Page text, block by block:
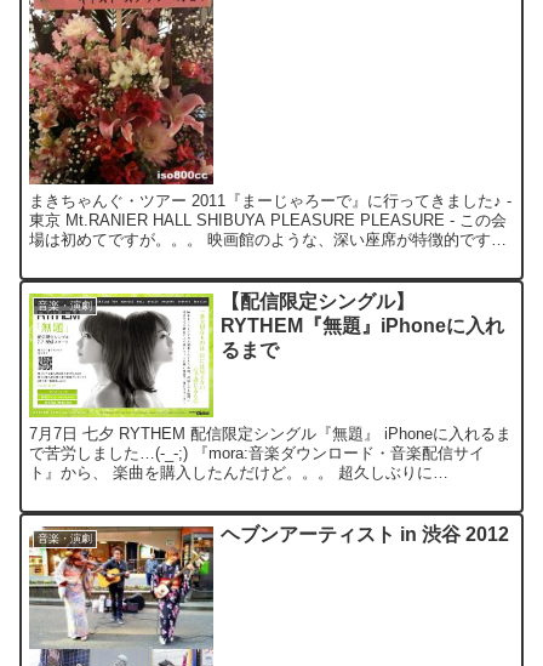
まきちゃんぐ・ツアー 2011『まーじゃろーで』に行ってきました♪ -
東京 Mt.RANIER HALL SHIBUYA PLEASURE PLEASURE - この会
場は初めてですが。。。 映画館のような、深い座席が特徴的です。
音楽・演劇
【配信限定シングル】
RYTHEM『無題』iPhoneに入れ
るまで
7月7日 七夕 RYTHEM 配信限定シングル『無題』 iPhoneに入れるま
で苦労しました…(-_-;) 『mora:音楽ダウンロード・音楽配信サイ
ト』から、 楽曲を購入したんだけど。。。 超久しぶりに
音楽・演劇 ヘブンアーティスト in 渋谷 2012